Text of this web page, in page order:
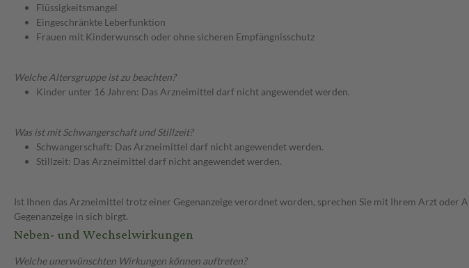
Flüssigkeitsmangel
Eingeschränkte Leberfunktion
Frauen mit Kinderwunsch oder ohne sicheren Empfängnisschutz
Welche Altersgruppe ist zu beachten?
Kinder unter 16 Jahren: Das Arzneimittel darf nicht angewendet werden.
Was ist mit Schwangerschaft und Stillzeit?
Schwangerschaft: Das Arzneimittel darf nicht angewendet werden.
Stillzeit: Das Arzneimittel darf nicht angewendet werden.
Ist Ihnen das Arzneimittel trotz einer Gegenanzeige verordnet worden, sprechen Sie mit Ihrem Arzt oder
Gegenanzeige in sich birgt.
Neben- und Wechselwirkungen
Welche unerwünschten Wirkungen können auftreten?